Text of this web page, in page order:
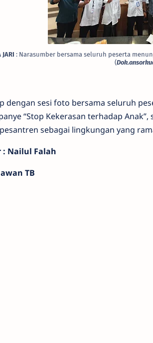
JARI : Narasumber bersama seluruh peserta
(
dengan sesi foto bersama seluruh
“Stop Kekerasan terhadap
sebagai lingkungan yang
Nailul Falah
TB